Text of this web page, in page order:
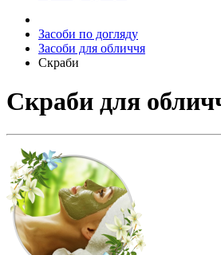
Засоби по догляду
Засоби для обличчя
Скраби
Скраби для